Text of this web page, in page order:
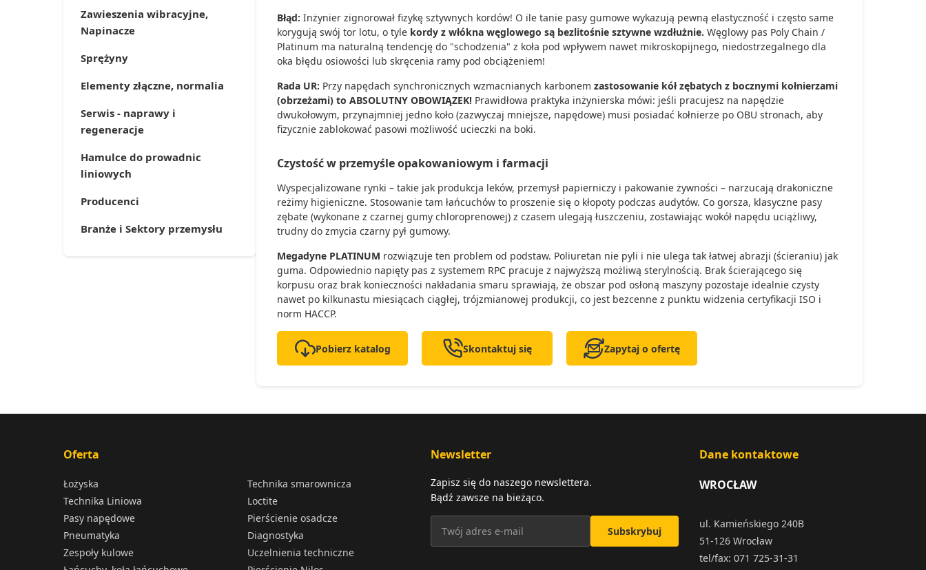
Zawieszenia wibracyjne,
Napinacze
Sprężyny
Elementy złączne, normalia
Serwis - naprawy i
regeneracje
Hamulce do prowadnic
liniowych
Producenci
Branże i Sektory przemysłu
Błąd: Inżynier zignorował fizykę sztywnych kordów! O ile tanie pasy gumowe wykazują pewną elastyczność i często same
korygują swój tor lotu, o tyle kordy z włókna węglowego są bezlitośnie sztywne wzdłużnie. Węglowy pas Poly Chain /
Platinum ma naturalną tendencję do "schodzenia" z koła pod wpływem nawet mikroskopijnego, niedostrzegalnego dla
oka błędu osiowości lub skręcenia ramy pod obciążeniem!
Rada UR: Przy napędach synchronicznych wzmacnianych karbonem zastosowanie kół zębatych z bocznymi kołnierzami
(obrzeżami) to ABSOLUTNY OBOWIĄZEK! Prawidłowa praktyka inżynierska mówi: jeśli pracujesz na napędzie
dwukołowym, przynajmniej jedno koło (zazwyczaj mniejsze, napędowe) musi posiadać kołnierze po OBU stronach, aby
fizycznie zablokować pasowi możliwość ucieczki na boki.
Czystość w przemyśle opakowaniowym i farmacji
Wyspecjalizowane rynki – takie jak produkcja leków, przemysł papierniczy i pakowanie żywności – narzucają drakoniczne
reżimy higieniczne. Stosowanie tam łańcuchów to proszenie się o kłopoty podczas audytów. Co gorsza, klasyczne pasy
zębate (wykonane z czarnej gumy chloroprenowej) z czasem ulegają łuszczeniu, zostawiając wokół napędu uciążliwy,
trudny do zmycia czarny pył gumowy.
Megadyne PLATINUM rozwiązuje ten problem od podstaw. Poliuretan nie pyli i nie ulega tak łatwej abrazji (ścieraniu) jak
guma. Odpowiednio napięty pas z systemem RPC pracuje z najwyższą możliwą sterylnością. Brak ścierającego się
korpusu oraz brak konieczności nakładania smaru sprawiają, że obszar pod osłoną maszyny pozostaje idealnie czysty
nawet po kilkunastu miesiącach ciągłej, trójzmianowej produkcji, co jest bezcenne z punktu widzenia certyfikacji ISO i
norm HACCP.
Pobierz katalog Skontaktuj się Zapytaj o ofertę
Oferta
Łożyska
Technika Liniowa
Pasy napędowe
Pneumatyka
Zespoły kulowe
Technika smarownicza
Loctite
Pierścienie osadcze
Diagnostyka
Uczelnienia techniczne
Newsletter
Zapisz się do naszego newslettera.
Bądź zawsze na bieżąco.
Subskrybuj
Dane kontaktowe
WROCŁAW
ul. Kamieńskiego 240B
51-126 Wrocław
tel/fax: 071 725-31-31